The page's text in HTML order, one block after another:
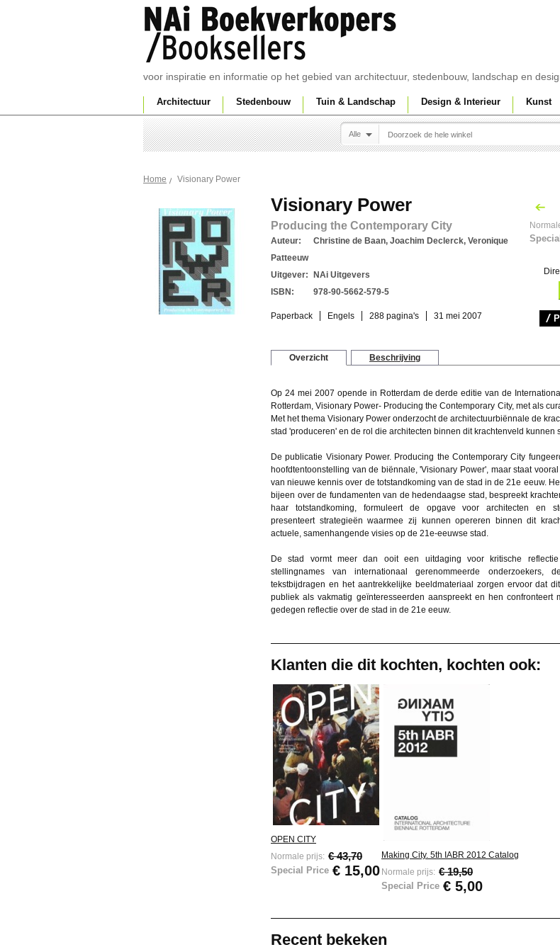
voor inspiratie en informatie op het gebied van architectuur, stedenbouw, landschap en
Architectuur Stedenbouw Tuin & Landschap Design & Interieur Kunst
Alle
Home Visionary Power
Visionary Power
Producing the Contemporary City
Auteur:
Christine de Baan, Joachim Declerck, Veronique
Patteeuw
Uitgever:
NAi Uitgevers
ISBN:
978-90-5662-579-5
Paperback Engels 288 pagina's 31 mei 2007
Overzicht Beschrijving
Op 24 mei 2007 opende in Rotterdam de derde editie van de
Rotterdam,Visionary Power- Producing the Contemporary City, met als
Met het thema Visionary Power onderzocht de architectuurbiënnale de
stad 'produceren' en de rol die architecten binnen dit krachtenveld kunnen
De publicatie Visionary Power. Producing the Contemporary City
hoofdtentoonstelling van de biënnale, 'Visionary Power', maar staat
van nieuwe kennis over de totstandkoming van de stad in de 21e eeuw.
bijeen over de fundamenten van de hedendaagse stad, bespreekt
haar totstandkoming, formuleert de opgave voor architecten en
presenteert strategieën waarmee zij kunnen opereren binnen dit
actuele, samenhangende visies op de 21e-eeuwse stad.
De stad vormt meer dan ooit een uitdaging voor kritische
stellingnames van internationaal gerenommeerde onderzoekers,
tekstbijdragen en het aantrekkelijke beeldmateriaal zorgen ervoor dat
publiek als vakmatig geïnteresseerden aanspreekt en hen confronteert
gedegen reflectie over de stad in de 21e eeuw.
Klanten die dit kochten, kochten ook:
OPEN CITY
Normale prijs: € 43,70
Special Price € 15,00
Making City. 5th IABR 2012 Catalog
Normale prijs: € 19,50
Special Price € 5,00
Recent bekeken